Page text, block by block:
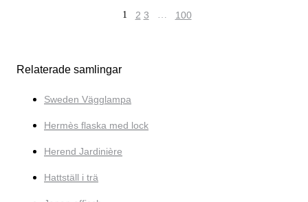
1 2 3 … 100
Relaterade samlingar
Sweden Vägglampa
Hermès flaska med lock
Herend Jardinière
Hattställ i trä